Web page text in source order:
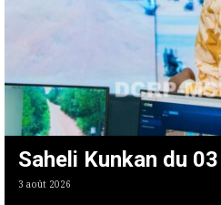
Saheli Kunkan du
3 août 2026